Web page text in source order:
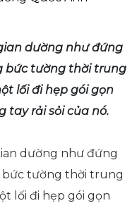
dường như đứng
bức tường thời trung
lối đi hẹp gói gọn
tay rải sỏi của nó.
dường như đứng
bức tường thời trung
lối đi hẹp gói gọn